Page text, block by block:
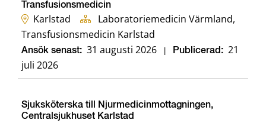
Transfusionsmedicin
Karlstad
Laboratoriemedicin Värmland,
Transfusionsmedicin Karlstad
Ansök senast: 31 augusti 2026 Publicerad: 21
juli 2026
Sjuksköterska till Njurmedicinmottagningen,
Centralsjukhuset Karlstad